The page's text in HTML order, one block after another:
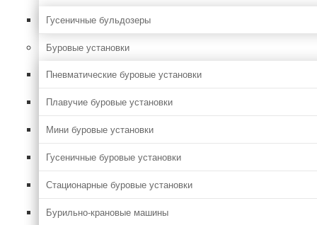
Гусеничные бульдозеры
Буровые установки
Пневматические буровые установки
Плавучие буровые установки
Мини буровые установки
Гусеничные буровые установки
Стационарные буровые установки
Бурильно-крановые машины